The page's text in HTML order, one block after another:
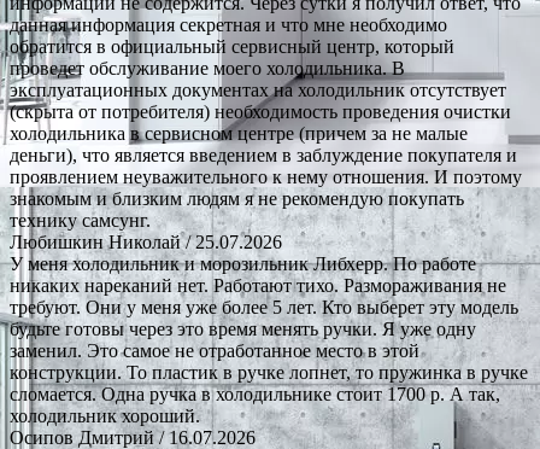
данная информация секретная и что мне необходимо
обратится в официальный сервисный центр, который
проведет обслуживание моего холодильника. В
эксплуатационных документах на холодильник отсутствует
(скрыта от потребителя) необходимость проведения очистки
холодильника в сервисном центре (причем за не малые
деньги), что является введением в заблуждение покупателя и
проявлением неуважительного к нему отношения. И поэтому
знакомым и близким людям я не рекомендую покупать
технику самсунг.
Любишкин Николай/ 25.07.2026
У меня холодильник и морозильник Либхерр. По работе
никаких нареканий нет. Работают тихо. Размораживания не
требуют. Они у меня уже более 5 лет. Кто выберет эту модель
будьте готовы через это время менять ручки. Я уже одну
заменил. Это самое не отработанное место в этой
конструкции. То пластик в ручке лопнет, то пружинка в ручке
сломается. Одна ручка в холодильнике стоит 1700 р. А так,
холодильник хороший.
Осипов Дмитрий/ 16.07.2026